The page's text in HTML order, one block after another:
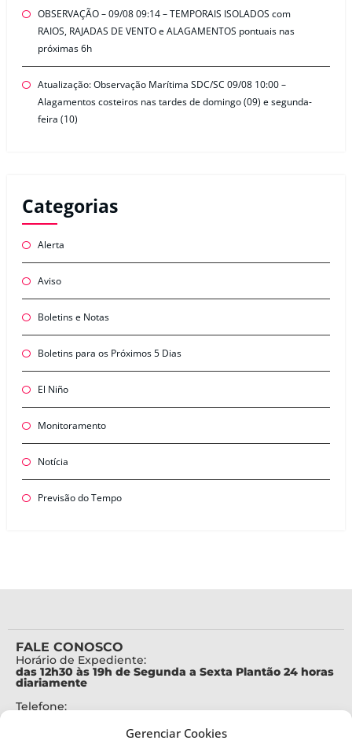
Gerenciar Cookies
OBSERVAÇÃO – 09/08 09:14 – TEMPORAIS ISOLADOS com
RAIOS, RAJADAS DE VENTO e ALAGAMENTOS pontuais nas
próximas 6h
Atualização: Observação Marítima SDC/SC 09/08 10:00 –
Alagamentos costeiros nas tardes de domingo (09) e segunda-
feira (10)
Categorias
Alerta
Aviso
Boletins e Notas
Boletins para os Próximos 5 Dias
El Niño
Monitoramento
Notícia
Previsão do Tempo
FALE CONOSCO
Horário de Expediente:
das 12h30 às 19h de Segunda a Sexta Plantão 24 horas
diariamente
Telefone: